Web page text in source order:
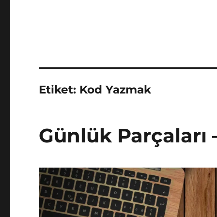
Etiket: Kod Yazmak
Günlük Parçaları